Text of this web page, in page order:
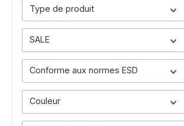
Type de produit
SALE
Conforme aux normes ESD
Couleur